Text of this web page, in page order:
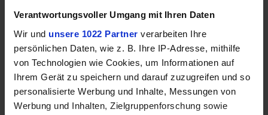
Verantwortungsvoller Umgang mit Ihren Daten
Wir und unsere 1022 Partner verarbeiten Ihre
persönlichen Daten, wie z. B. Ihre IP-Adresse, mithilfe
von Technologien wie Cookies, um Informationen auf
Ihrem Gerät zu speichern und darauf zuzugreifen und so
personalisierte Werbung und Inhalte, Messungen von
Werbung und Inhalten, Zielgruppenforschung sowie
Speicherkanäle –
Dual
Channel
RAM-Geschwindigkeit
DDR4-
3200